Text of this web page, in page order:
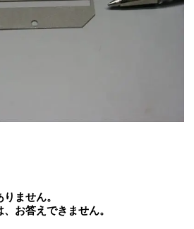
ません。
お答えできません。